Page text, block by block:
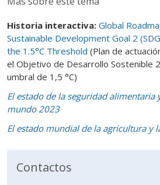
Historia interactiva: Global
Sustainable Development Goal 2
the 1.5°C Threshold (Plan de
el Objetivo de Desarrollo Sostenible
umbral de 1,5 °C)
El estado de la seguridad alimentaria
mundo 2023
El estado mundial de la agricultura y
Contactos